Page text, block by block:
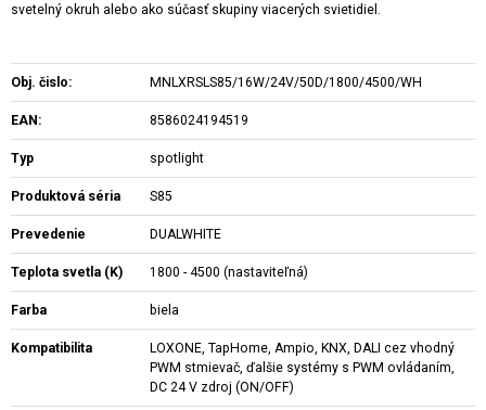
svetelný okruh alebo ako súčasť skupiny viacerých svietidiel.
Obj. čislo: MNLXRSLS85/16W/24V/50D/1800/4500/WH
EAN: 8586024194519
Typ spotlight
Produktová séria S85
Prevedenie DUALWHITE
Teplota svetla (K) 1800 - 4500 (nastaviteľná)
Farba biela
Kompatibilita
LOXONE, TapHome, Ampio, KNX, DALI cez vhodný
PWM stmievač, ďalšie systémy s PWM ovládaním,
DC 24 V zdroj (ON/OFF)